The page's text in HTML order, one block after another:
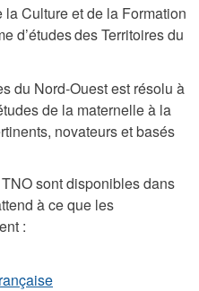
la Culture et de la Formation
d’étudesdes Territoires du
du Nord-Ouest est résolu à
de la maternelle à la
novateurs et basés
sont disponibles dans
à ce que les
: